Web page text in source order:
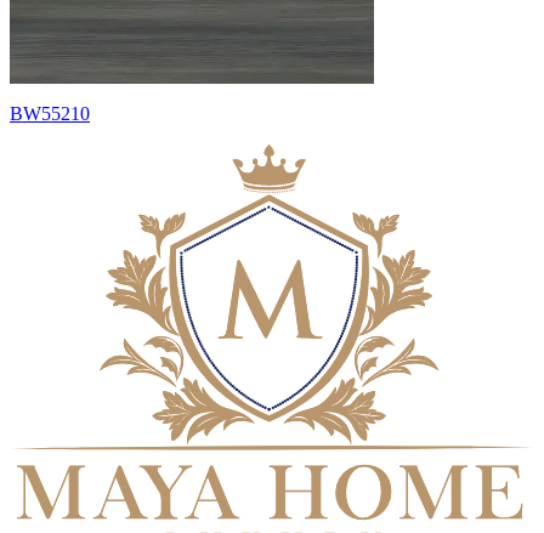
BW55210